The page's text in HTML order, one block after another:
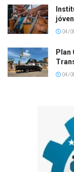
04/
Plan
04/